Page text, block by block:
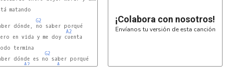
G2
A2
G2
A2
A
¡Colabora con nosotros!
Envíanos tu versión de esta canción